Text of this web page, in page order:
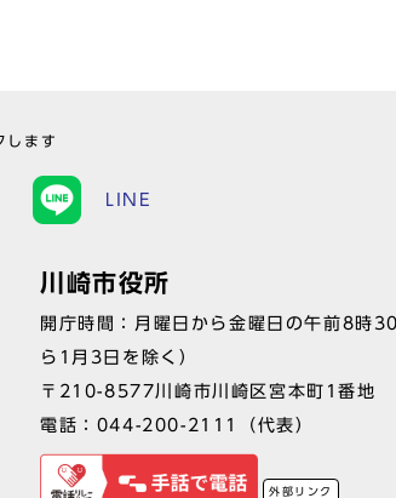
します
LINE
川崎市役所
開庁時間：月曜日から金曜日の午前8時
ら1月3日を除く）
〒210-8577川崎市川崎区宮本町1番地
電話： 044-200-2111 （代表）
外部リンク